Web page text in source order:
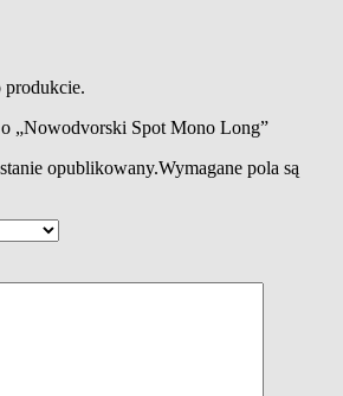
produkcie.
„Nowodvorski Spot Mono Long”
opublikowany.Wymagane pola są